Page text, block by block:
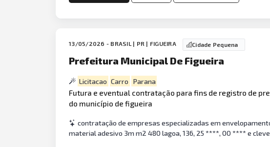
13/05/2026 - BRASIL | PR | FIGUEIRA Cidade Pequena
Prefeitura Municipal De Figueira
Licitacao Carro Parana
Futura e eventual contratação para fins de registro de
do município de figueira
contratação de empresas especializadas em
material adesivo 3m m2 480 lagoa, 136, 25 ****, 00 **** e